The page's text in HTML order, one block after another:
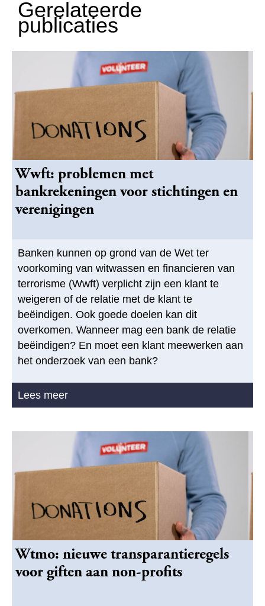
Gerelateerde
publicaties
Wwft: problemen met
bankrekeningen voor stichtingen en
verenigingen
Banken kunnen op grond van de Wet ter
voorkoming van witwassen en financieren van
terrorisme (Wwft) verplicht zijn een klant te
weigeren of de relatie met de klant te
beëindigen. Ook goede doelen kan dit
overkomen. Wanneer mag een bank de relatie
beëindigen? En moet een klant meewerken aan
het onderzoek van een bank?
Lees meer
Wtmo: nieuwe transparantieregels
voor giften aan non-profits